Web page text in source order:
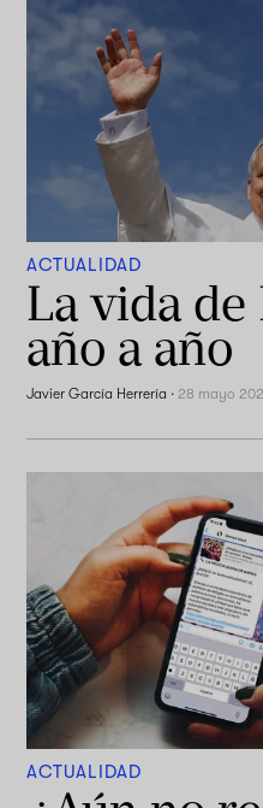
ACTUALIDAD
La vida
año a año
Javier García Herrería · 28 mayo
ACTUALIDAD